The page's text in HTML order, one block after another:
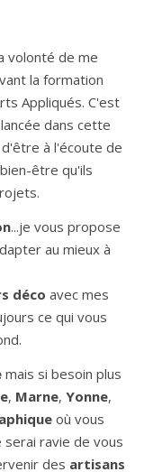
volonté de me
la formation
Appliqués. C'est
dans cette
d'être à l'écoute de
être qu'ils
...je vous propose
au mieux à
déco avec mes
ce qui vous
mais si besoin plus
, Marne, Yonne,
où vous
ravie de vous
des artisans